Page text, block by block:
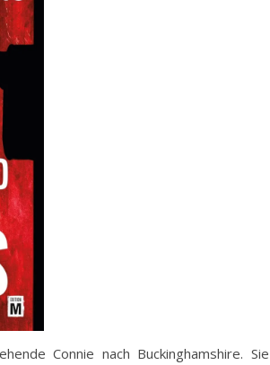
Connie nach Buckinghamshire. Sie